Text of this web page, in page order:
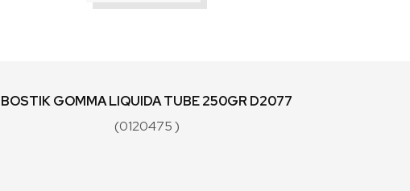
BOSTIK GOMMA LIQUIDA TUBE 250GR D2077
(0120475 )